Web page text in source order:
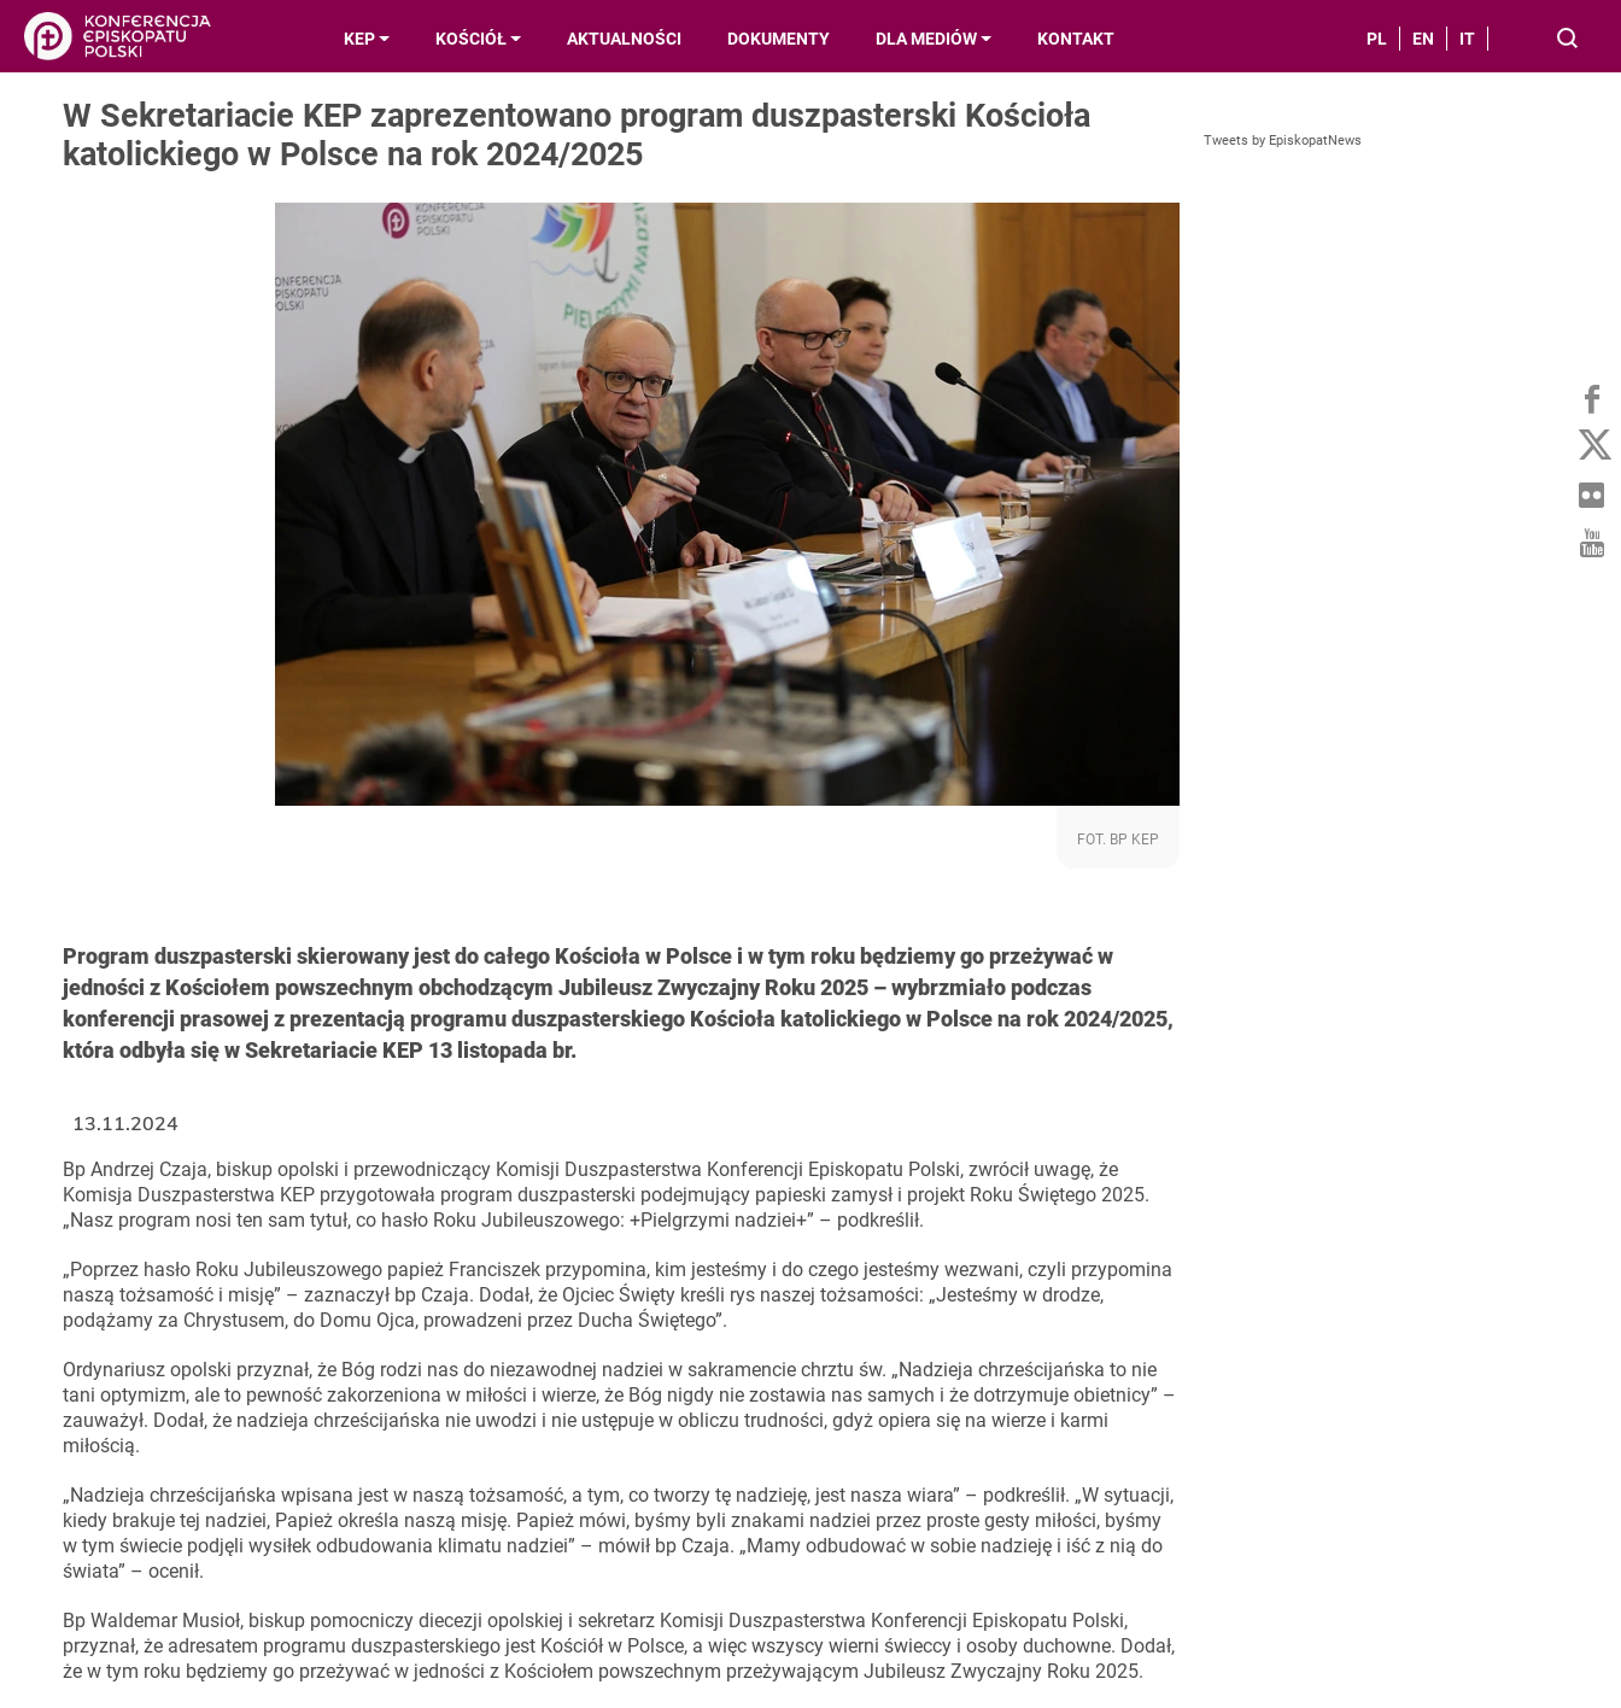
KEP KOŚCIÓŁ AKTUALNOŚCI DOKUMENTY DLA MEDIÓW KONTAKT PL EN IT
W Sekretariacie KEP zaprezentowano program duszpasterski Kościoła
katolickiego w Polsce na rok 2024/2025
Program duszpasterski skierowany jest do całego Kościoła w Polsce i w tym roku będziemy go przeżywać w
jedności z Kościołem powszechnym obchodzącym Jubileusz Zwyczajny Roku 2025 – wybrzmiało podczas
konferencji prasowej z prezentacją programu duszpasterskiego Kościoła katolickiego w Polsce na rok 2024/2025,
która odbyła się w Sekretariacie KEP 13 listopada br.
FOT. BP KEP
Bp Andrzej Czaja, biskup opolski i przewodniczący Komisji Duszpasterstwa Konferencji Episkopatu Polski, zwrócił uwagę, że
Komisja Duszpasterstwa KEP przygotowała program duszpasterski podejmujący papieski zamysł i projekt Roku Świętego 2025.
„Nasz program nosi ten sam tytuł, co hasło Roku Jubileuszowego: +Pielgrzymi nadziei+” – podkreślił.
„Poprzez hasło Roku Jubileuszowego papież Franciszek przypomina, kim jesteśmy i do czego jesteśmy wezwani, czyli przypomina
naszą tożsamość i misję” – zaznaczył bp Czaja. Dodał, że Ojciec Święty kreśli rys naszej tożsamości: „Jesteśmy w drodze,
podążamy za Chrystusem, do Domu Ojca, prowadzeni przez Ducha Świętego”.
Ordynariusz opolski przyznał, że Bóg rodzi nas do niezawodnej nadziei w sakramencie chrztu św. „Nadzieja chrześcijańska to nie
tani optymizm, ale to pewność zakorzeniona w miłości i wierze, że Bóg nigdy nie zostawia nas samych i że dotrzymuje obietnicy” –
zauważył. Dodał, że nadzieja chrześcijańska nie uwodzi i nie ustępuje w obliczu trudności, gdyż opiera się na wierze i karmi
miłością.
„Nadzieja chrześcijańska wpisana jest w naszą tożsamość, a tym, co tworzy tę nadzieję, jest nasza wiara” – podkreślił. „W sytuacji,
kiedy brakuje tej nadziei, Papież określa naszą misję. Papież mówi, byśmy byli znakami nadziei przez proste gesty miłości, byśmy
w tym świecie podjęli wysiłek odbudowania klimatu nadziei” – mówił bp Czaja. „Mamy odbudować w sobie nadzieję i iść z nią do
świata” – ocenił.
Bp Waldemar Musioł, biskup pomocniczy diecezji opolskiej i sekretarz Komisji Duszpasterstwa Konferencji Episkopatu Polski,
przyznał, że adresatem programu duszpasterskiego jest Kościół w Polsce, a więc wszyscy wierni świeccy i osoby duchowne. Dodał,
że w tym roku będziemy go przeżywać w jedności z Kościołem powszechnym przeżywającym Jubileusz Zwyczajny Roku 2025.
13.11.2024
Tweets by EpiskopatNews